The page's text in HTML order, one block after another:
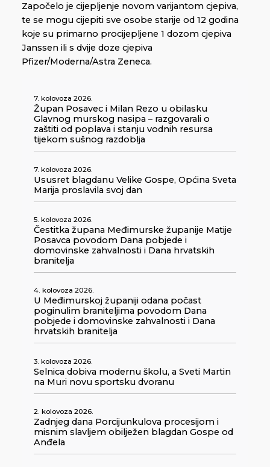
Započelo je cijepljenje novom varijantom cjepiva,
te se mogu cijepiti sve osobe starije od 12 godina
koje su primarno procijepljene 1 dozom cjepiva
Janssen ili s dvije doze cjepiva
Pfizer/Moderna/Astra Zeneca.
7. kolovoza 2026.
Župan Posavec i Milan Rezo u obilasku
Glavnog murskog nasipa – razgovarali o
zaštiti od poplava i stanju vodnih resursa
tijekom sušnog razdoblja
7. kolovoza 2026.
Ususret blagdanu Velike Gospe, Općina Sveta
Marija proslavila svoj dan
5. kolovoza 2026.
Čestitka župana Međimurske županije Matije
Posavca povodom Dana pobjede i
domovinske zahvalnosti i Dana hrvatskih
branitelja
4. kolovoza 2026.
U Međimurskoj županiji odana počast
poginulim braniteljima povodom Dana
pobjede i domovinske zahvalnosti i Dana
hrvatskih branitelja
3. kolovoza 2026.
Selnica dobiva modernu školu, a Sveti Martin
na Muri novu sportsku dvoranu
2. kolovoza 2026.
Zadnjeg dana Porcijunkulova procesijom i
misnim slavljem obilježen blagdan Gospe od
Anđela